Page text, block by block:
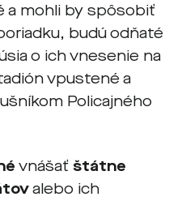
a mohli by spôsobiť
budú odňaté
o ich vnesenie na
vpustené a
Policajného
vnášať štátne
alebo ich